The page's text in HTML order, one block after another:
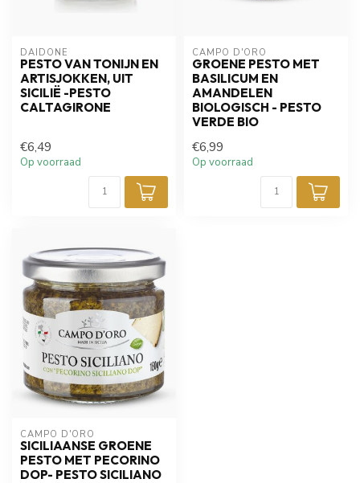
DAIDONE
PESTO VAN TONIJN EN
ARTISJOKKEN, UIT
SICILIË -PESTO
CALTAGIRONE
€6,49
Op voorraad
CAMPO D'ORO
GROENE PESTO MET
BASILICUM EN
AMANDELEN
BIOLOGISCH - PESTO
VERDE BIO
€6,99
Op voorraad
CAMPO D'ORO
SICILIAANSE GROENE
PESTO MET PECORINO
DOP- PESTO SICILIANO